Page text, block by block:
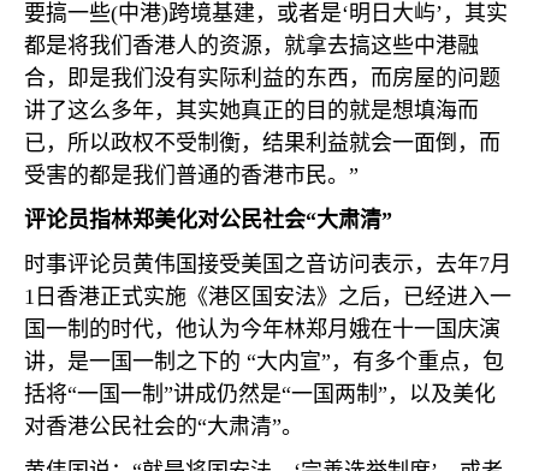
要搞一些(中港)跨境基建，或者是‘明日大屿’，其实
都是将我们香港人的资源，就拿去搞这些中港融
合，即是我们没有实际利益的东西，而房屋的问题
讲了这么多年，其实她真正的目的就是想填海而
已，所以政权不受制衡，结果利益就会一面倒，而
受害的都是我们普通的香港市民。”
评论员指林郑美化对公民社会“大肃清”
时事评论员黄伟国接受美国之音访问表示，去年7月
1 日香港正式实施《港区国安法》之后，已经进入一
国一制的时代，他认为今年林郑月娥在十一国庆演
讲，是一国一制之下的 “大内宣”，有多个重点，包
括将“一国一制”讲成仍然是“一国两制”，以及美化
对香港公民社会的“大肃清”。